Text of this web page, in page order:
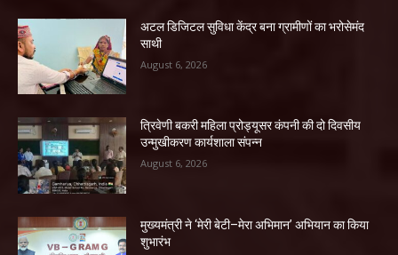
अटल डिजिटल सुविधा केंद्र बना ग्रामीणों का भरोसेमंद
साथी
August 6, 2026
त्रिवेणी बकरी महिला प्रोड्यूसर कंपनी की दो दिवसीय
उन्मुखीकरण कार्यशाला संपन्न
August 6, 2026
मुख्यमंत्री ने ‘मेरी बेटी–मेरा अभिमान’ अभियान का किया
शुभारंभ